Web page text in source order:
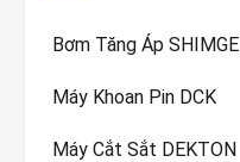
Bơm Tăng Áp SHIMGE
Máy Khoan Pin DCK
Máy Cắt Sắt DEKTON